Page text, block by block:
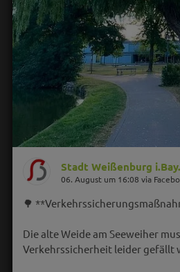
Stadt Weißenburg i.Bay.
06. August um 16:08 via
🌳
Die alte Weide am Seeweiher
Verkehrssicherheit leider gefällt